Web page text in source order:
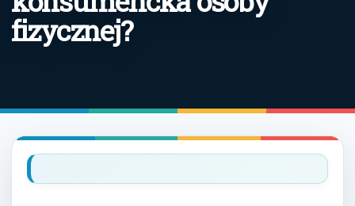
fizycznej?